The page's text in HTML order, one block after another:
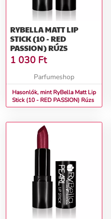
RYBELLA MATT LIP
STICK (10 - RED
PASSION) RÚZS
1 030 Ft
Parfumeshop
Hasonlók, mint RyBella Matt Lip
Stick (10 - RED PASSION) Rúzs